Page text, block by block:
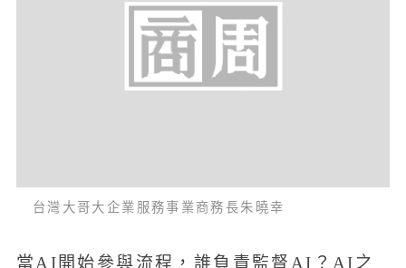
台灣大哥大企業服務事業商務長朱曉幸
當AI開始參與流程，誰負責監督AI？AI之